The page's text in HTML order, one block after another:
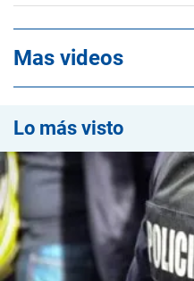
Mas videos
Lo más visto